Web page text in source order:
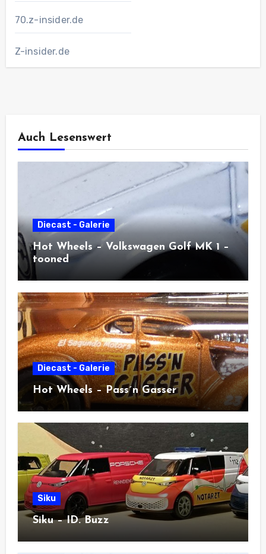
70.z-insider.de
Z-insider.de
Auch Lesenswert
Diecast - Galerie
Hot Wheels – Volkswagen Golf MK 1 –
tooned
Diecast - Galerie
Hot Wheels – Pass´n Gasser
Siku
Siku – ID. Buzz